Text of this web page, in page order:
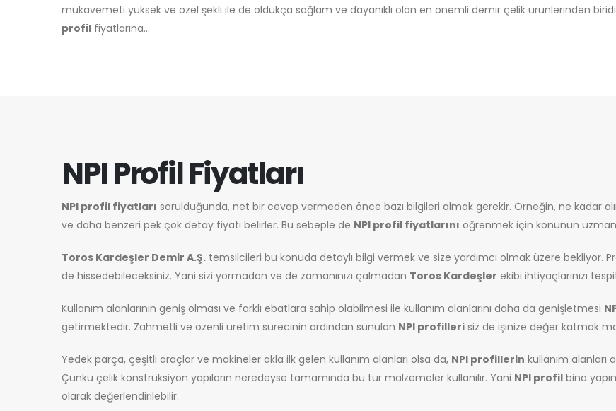
mukavemeti yüksek ve özel şekli ile de oldukça sağlam ve dayanıklı olan en önemli demir çelik ürünlerinden
profil fiyatlarına…
NPI Profil Fiyatları
NPI profil fiyatları sorulduğunda, net bir cevap vermeden önce bazı bilgileri almak gerekir. Örneğin, ne kadar
ve daha benzeri pek çok detay fiyatı belirler. Bu sebeple de NPI profil fiyatlarını öğrenmek için konunun
Toros Kardeşler Demir A.Ş. temsilcileri bu konuda detaylı bilgi vermek ve size yardımcı olmak üzere bekliyor.
de hissedebileceksiniz. Yani sizi yormadan ve de zamanınızı çalmadan Toros Kardeşler ekibi ihtiyaçlarınızı
Kullanım alanlarının geniş olması ve farklı ebatlara sahip olabilmesi ile kullanım alanlarını daha da genişletmesi
getirmektedir. Zahmetli ve özenli üretim sürecinin ardından sunulan NPI profilleri siz de işinize değer katmak
Yedek parça, çeşitli araçlar ve makineler akla ilk gelen kullanım alanları olsa da, NPI profillerin kullanım alanları
Çünkü çelik konstrüksiyon yapıların neredeyse tamamında bu tür malzemeler kullanılır. Yani NPI profil bina
olarak değerlendirilebilir.